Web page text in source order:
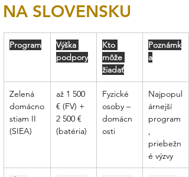
NA SLOVENSKU
Program
Výška
podpory
Kto
môže
žiadať
Poznámk
a
Zelená
domácno
stiam II
(SIEA)
až 1 500
€ (FV) +
2 500 €
(batéria)
Fyzické
osoby –
domácn
osti
Najpopul
árnejší
program
,
priebežn
é výzvy